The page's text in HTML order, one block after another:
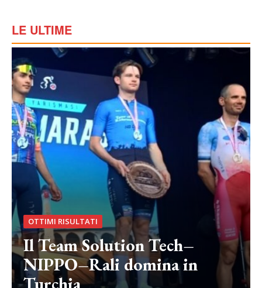
LE ULTIME
OTTIMI RISULTATI
Il Team Solution Tech–
NIPPO–Rali domina in